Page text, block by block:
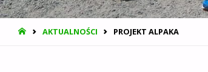
STRONA
AKTUALNOŚCI PROJEKT ALPAKA